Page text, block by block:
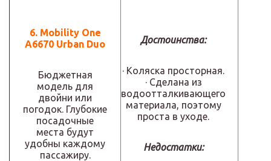
6. Mobility One
A6670 Urban Duo
Бюджетная
модель для
двойни или
погодок. Глубокие
посадочные
места будут
удобны каждому
пассажиру.
Достоинства:
· Коляска просторная.
· Сделана из
водоотталкивающего
материала, поэтому
проста в уходе.
Недостатки: